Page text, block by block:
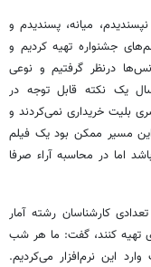
نپسندیدم، میانه، پسندیدم و
جشنواره تهیه کردیم و
درنظر گرفتیم و نوعی
یک نکته قابل توجه در
بلیت خریداری نمی‌کردند و
مسیر ممکن بود یک فیلم
اما در محاسبه آراء صرفا
سینما از تعدادی کارشناسان رشته آمار
تهیه‌ کنند، گفت: ما هر شب
این نرم‌افزار می‌کردیم.